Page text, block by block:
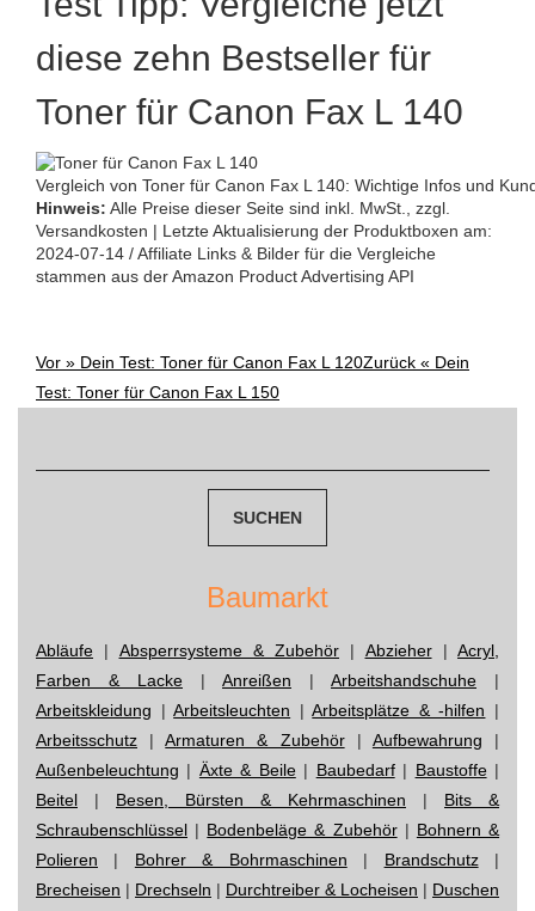
diese zehn Bestseller für
Toner für Canon Fax L 140
Vergleich von Toner für Canon Fax L 140: Wichtige Infos und
Hinweis: Alle Preise dieser Seite sind inkl. MwSt., zzgl.
Versandkosten | Letzte Aktualisierung der Produktboxen am:
2024-07-14 / Affiliate Links & Bilder für die Vergleiche
stammen aus der Amazon Product Advertising API
Post
Vor » Dein Test: Toner für Canon Fax L 120Zurück « Dein
Test: Toner für Canon Fax L 150
Baumarkt
Abläufe | Absperrsysteme & Zubehör | Abzieher| Acryl,
Farben & Lacke | Anreißen | Arbeitshandschuhe |
Arbeitskleidung |Arbeitsleuchten |Arbeitsplätze & -hilfen |
Arbeitsschutz |Armaturen & Zubehör| Aufbewahrung |
Außenbeleuchtung | Äxte & Beile| Baubedarf| Baustoffe|
Beitel | Besen, Bürsten & Kehrmaschinen | Bits &
Schraubenschlüssel | Bodenbeläge & Zubehör| Bohnern &
Polieren | Bohrer & Bohrmaschinen | Brandschutz|
Brecheisen | Drechseln | Durchtreiber & Locheisen | Duschen